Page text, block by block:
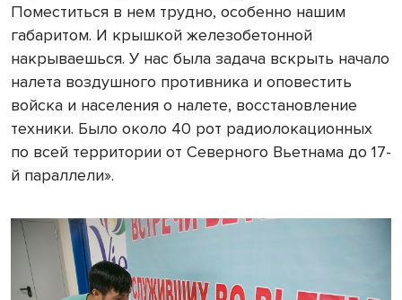
Поместиться в нем трудно, особенно нашим
габаритом. И крышкой железобетонной
накрываешься. У нас была задача вскрыть начало
налета воздушного противника и оповестить
войска и населения о налете, восстановление
техники. Было около 40 рот радиолокационных
по всей территории от Северного Вьетнама до 17-
й параллели».